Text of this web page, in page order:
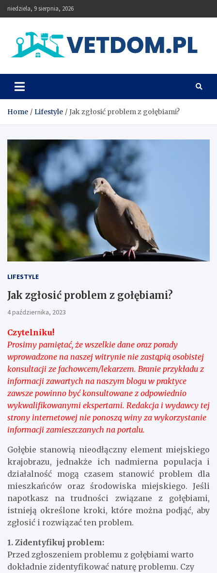
Skip
to
niedziela, 9 sierpnia, 2026
Vetdom
Home Lifestyle Jak zgłosić problem z gołębiami?
LIFESTYLE
Jak zgłosić problem z gołębiami?
4 października, 2023
Czytelniku!
Prosimy pamiętać, że wszelkie dane oraz porady
wprowadzone na naszej witrynie nie zastąpią osobistej
konsultacji ze fachowcem/lekarzem. Branie przykładu z
informacji zawartych na naszym blogu w praktyce
zawsze powinno być konsultowane z odpowiednio
wykwalifikowanymi ekspertami. Redakcja i wydawcy tej
strony internetowej nie ponoszą winy za wykorzystanie
informacji zamieszczanych na portalu.
Gołębie stanowią nieodłączny element miejskiego
krajobrazu, jednakże ich nadmierna populacja i
działalność mogą czasem stanowić problem dla
mieszkańców oraz środowiska miejskiego. Jeśli
napotkasz na trudności związane z gołębiami,
istnieją określone kroki, które można podjąć, aby
zgłosić i rozwiązać ten problem.
1. Zidentyfikuj problem:
Przed zgłoszeniem problemu z gołębiami warto
dokładnie zidentyfikować naturę problemu. Czy